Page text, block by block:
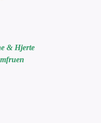
& Hjerte